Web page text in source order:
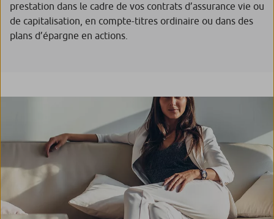
prestation dans le cadre de vos contrats d’assurance vie ou
de capitalisation, en compte-titres ordinaire ou dans des
plans d’épargne en actions.